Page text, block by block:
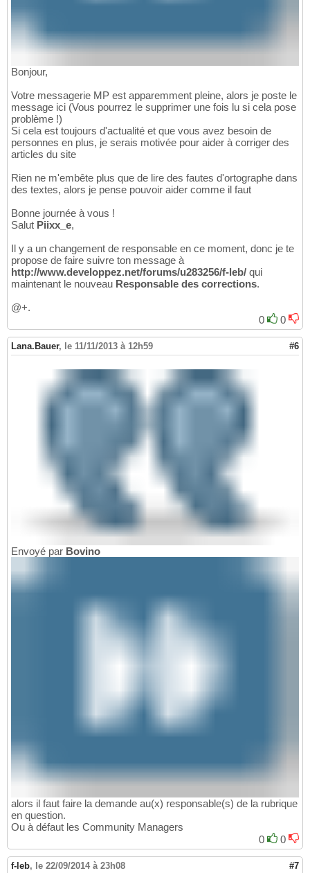
Bonjour,
Votre messagerie MP est apparemment pleine, alors je poste le
message ici (Vous pourrez le supprimer une fois lu si cela pose
problème !)
Si cela est toujours d'actualité et que vous avez besoin de
personnes en plus, je serais motivée pour aider à corriger des
articles du site
Rien ne m'embête plus que de lire des fautes d'ortographe dans
des textes, alors je pense pouvoir aider comme il faut
Bonne journée à vous !
Salut Piixx_e,
Il y a un changement de responsable en ce moment, donc je te
propose de faire suivre ton message à
http://www.developpez.net/forums/u283256/f-leb/ qui
maintenant le nouveau Responsable des corrections.
@+.
0
0
Lana.Bauer, le 11/11/2013 à 12h59 #6
Envoyé par Bovino
alors il faut faire la demande au(x) responsable(s) de la rubrique
en question.
Ou à défaut les Community Managers
0
0
f-leb, le 22/09/2014 à 23h08 #7